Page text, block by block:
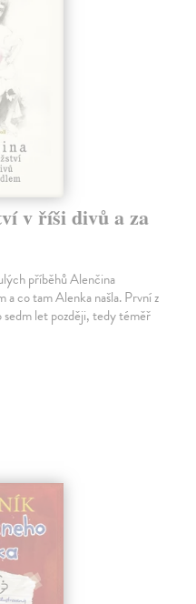
v říši divů a za
příběhů Alenčina
a co tam Alenka našla. První z
sedm let později, tedy téměř